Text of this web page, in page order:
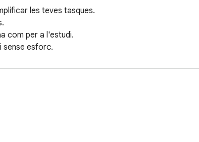
les teves tasques.
com per a l'estudi.
sense esforç.
per analitzar contingut, extreure punts clau i
del resumidor de PDF AI, transforma documents